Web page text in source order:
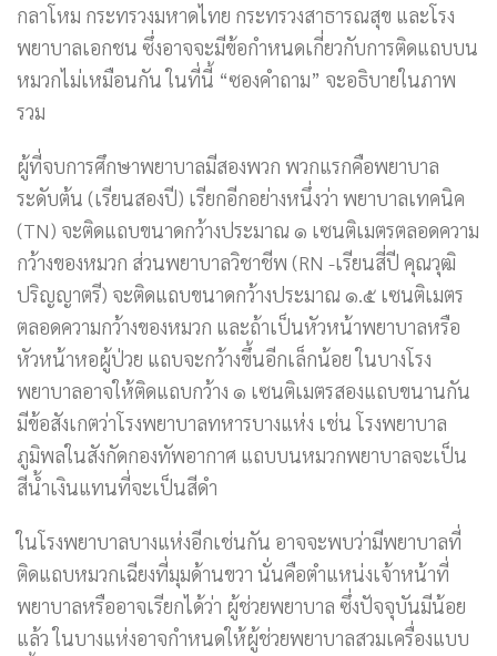
กลาโหม กระทรวงมหาดไทย กระทรวงสาธารณสุข และโรง
พยาบาลเอกชน ซึ่งอาจจะมีข้อกำหนดเกี่ยวกับการติดแถบบน
หมวกไม่เหมือนกัน ในที่นี้ “ซองคำถาม” จะอธิบายในภาพ
รวม
ผู้ที่จบการศึกษาพยาบาลมีสองพวก พวกแรกคือพยาบาล
ระดับต้น (เรียนสองปี) เรียกอีกอย่างหนึ่งว่า พยาบาลเทคนิค
(TN) จะติดแถบขนาดกว้างประมาณ ๑ เซนติเมตรตลอดความ
กว้างของหมวก ส่วนพยาบาลวิชาชีพ (RN -เรียนสี่ปี คุณวุฒิ
ปริญญาตรี) จะติดแถบขนาดกว้างประมาณ ๑.๕ เซนติเมตร
ตลอดความกว้างของหมวก และถ้าเป็นหัวหน้าพยาบาลหรือ
หัวหน้าหอผู้ป่วย แถบจะกว้างขึ้นอีกเล็กน้อย ในบางโรง
พยาบาลอาจให้ติดแถบกว้าง ๑ เซนติเมตรสองแถบขนานกัน
มีข้อสังเกตว่าโรงพยาบาลทหารบางแห่ง เช่น โรงพยาบาล
ภูมิพลในสังกัดกองทัพอากาศ แถบบนหมวกพยาบาลจะเป็น
สีน้ำเงินแทนที่จะเป็นสีดำ
ในโรงพยาบาลบางแห่งอีกเช่นกัน อาจจะพบว่ามีพยาบาลที่
ติดแถบหมวกเฉียงที่มุมด้านขวา นั่นคือตำแหน่งเจ้าหน้าที่
พยาบาลหรืออาจเรียกได้ว่า ผู้ช่วยพยาบาล ซึ่งปัจจุบันมีน้อย
แล้ว ในบางแห่งอาจกำหนดให้ผู้ช่วยพยาบาลสวมเครื่องแบบ